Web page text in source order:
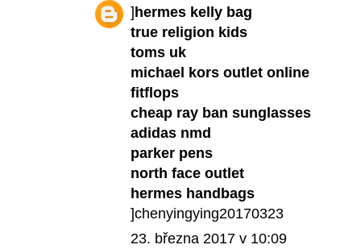
] hermes kelly bag
true religion kids
toms uk
michael kors outlet online
fitflops
cheap ray ban sunglasses
adidas nmd
parker pens
north face outlet
hermes handbags
]chenyingying20170323
23. března 2017 v 10:09